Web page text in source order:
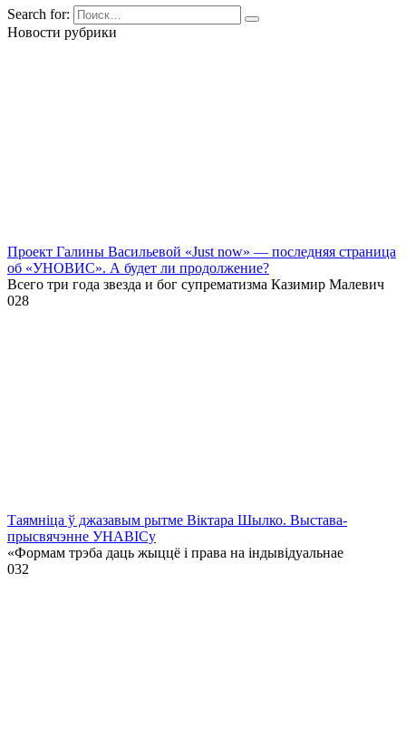
Search for:
Новости рубрики
Проект Галины Васильевой «Just now» — последняя страница
об «УНОВИС». А будет ли продолжение?
Всего три года звезда и бог супрематизма Казимир Малевич
028
Таямніца ў джазавым рытме Віктара Шылко. Выстава-
прысвячэнне УНАВІСу
«Формам трэба даць жыццё і права на індывідуальнае
032